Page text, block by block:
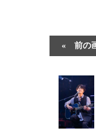
前の